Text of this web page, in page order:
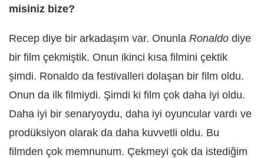
misiniz bize?
Recep diye bir arkadaşım var. Onunla Ronaldo diye
bir film çekmiştik. Onun ikinci kısa filmini çektik
şimdi. Ronaldo da festivalleri dolaşan bir film oldu.
Onun da ilk filmiydi. Şimdi ki film çok daha iyi oldu.
Daha iyi bir senaryoydu, daha iyi oyuncular vardı ve
prodüksiyon olarak da daha kuvvetli oldu. Bu
filmden çok memnunum. Çekmeyi çok da istediğim